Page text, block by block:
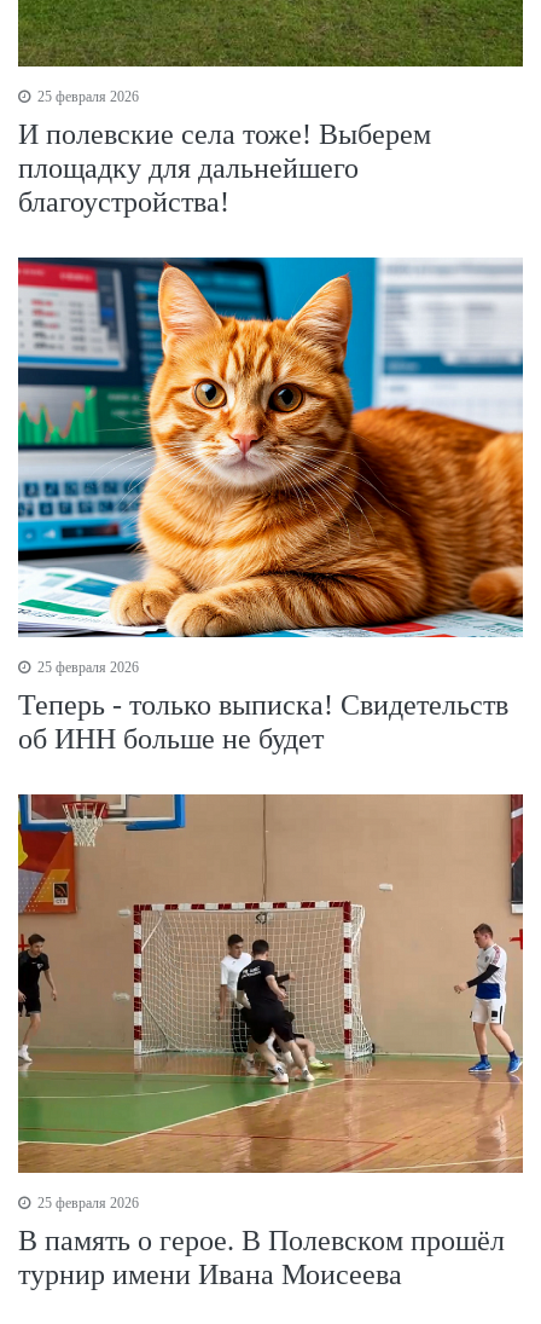
25 февраля 2026
И полевские села тоже! Выберем
площадку для дальнейшего
благоустройства!
25 февраля 2026
Теперь - только выписка! Свидетельств
об ИНН больше не будет
25 февраля 2026
В память о герое. В Полевском прошёл
турнир имени Ивана Моисеева